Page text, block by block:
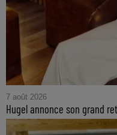
7 août 2026
Hugel annonce son grand